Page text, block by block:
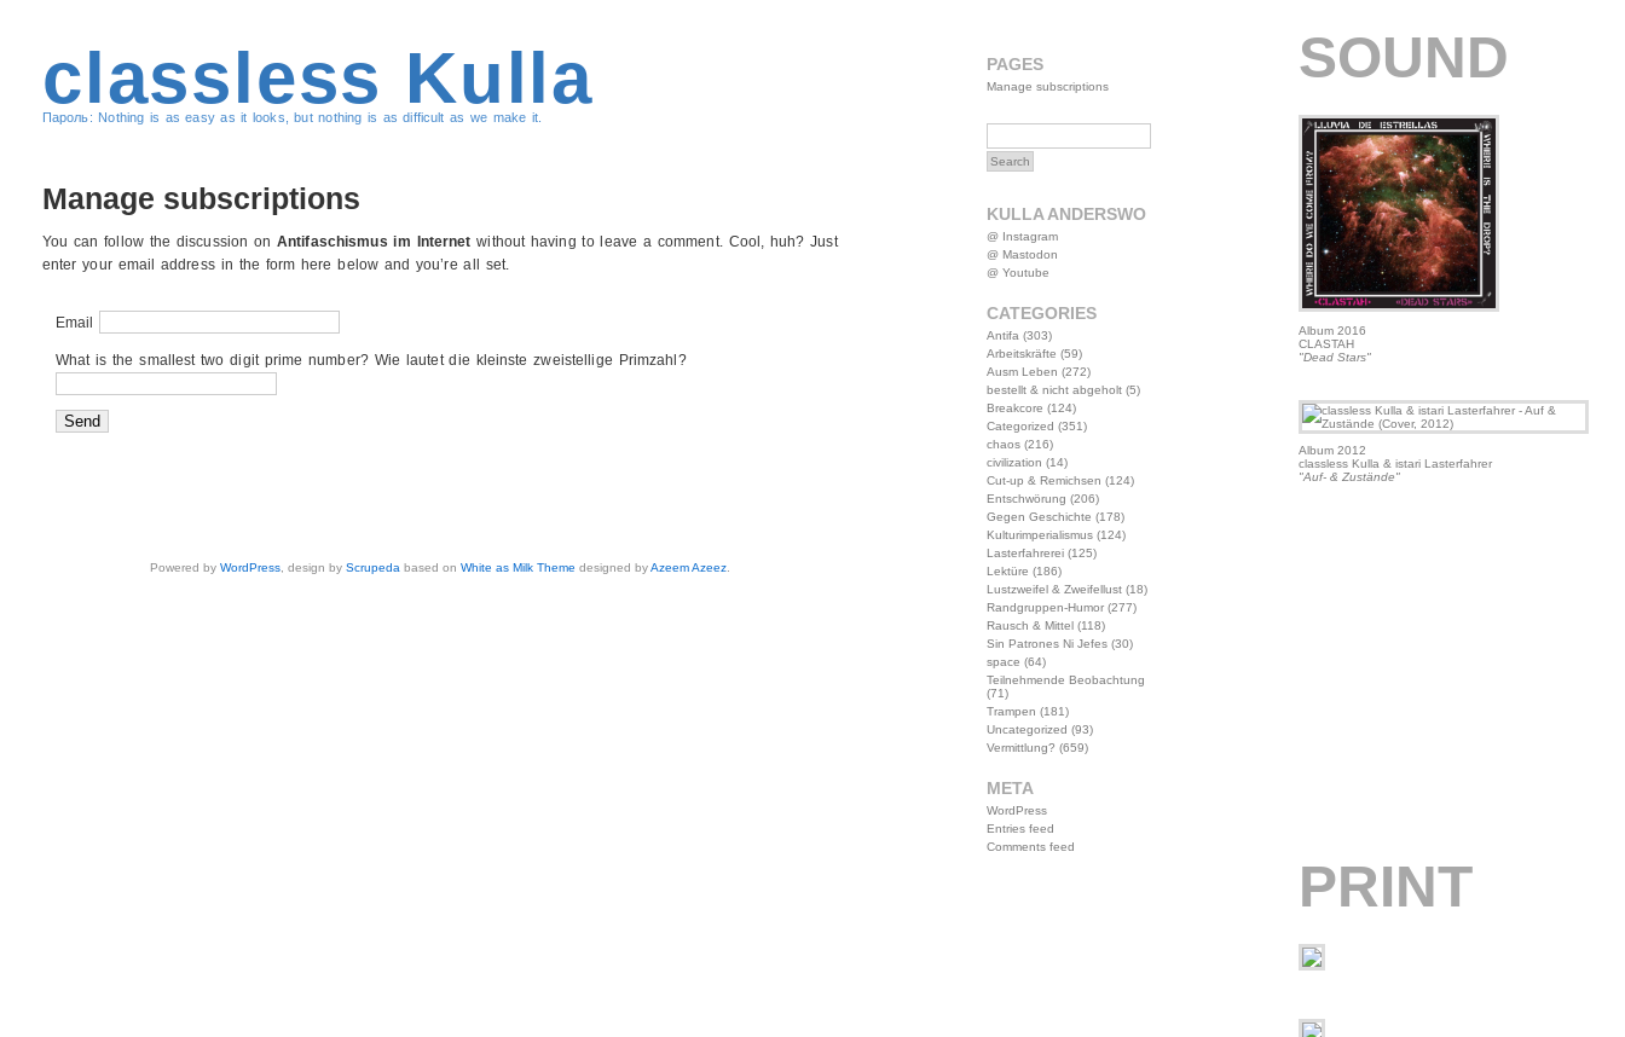
classless Kulla
Пароль: Nothing is as easy as it looks, but nothing is as difficult as we make it.
Manage subscriptions
You can follow the discussion on Antifaschismus im Internet without having to leave a comment. Cool, huh? Just
enter your email address in the form here below and you’re all set.
Email
What is the smallest two digit prime number? Wie lautet die kleinste zweistellige Primzahl?
Powered byWordPress , design byScrupeda based onWhite as Milk Theme designed byAzeem Azeez
PAGES
Manage subscriptions
KULLA ANDERSWO
@ Instagram
@ Mastodon
@ Youtube
CATEGORIES
Antifa (303)
Arbeitskräfte (59)
Ausm Leben (272)
bestellt & nicht abgeholt(5)
Breakcore (124)
Categorized (351)
chaos(216)
civilization (14)
Cut-up & Remichsen (124)
Entschwörung (206)
Gegen Geschichte (178)
Kulturimperialismus(124)
Lasterfahrerei(125)
Lektüre (186)
Lustzweifel & Zweifellust(18)
Randgruppen-Humor(277)
Rausch & Mittel(118)
Sin Patrones Ni Jefes(30)
space (64)
Teilnehmende Beobachtung
(71)
Trampen (181)
Uncategorized (93)
Vermittlung? (659)
META
WordPress
Entries feed
Comments feed
SOUND
Album 2016
CLASTAH
"Dead Stars"
Album 2012
classless Kulla & istari Lasterfahrer
"Auf- & Zustände"
PRINT